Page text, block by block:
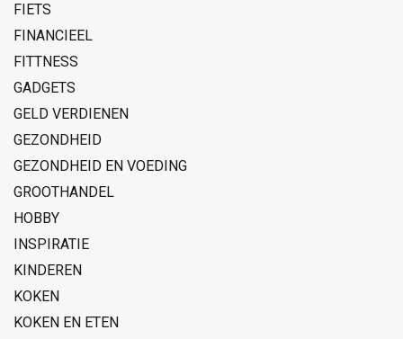
FIETS
FINANCIEEL
FITTNESS
GADGETS
GELD VERDIENEN
GEZONDHEID
GEZONDHEID EN VOEDING
GROOTHANDEL
HOBBY
INSPIRATIE
KINDEREN
KOKEN
KOKEN EN ETEN